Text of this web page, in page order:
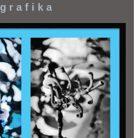
g r a f i k a